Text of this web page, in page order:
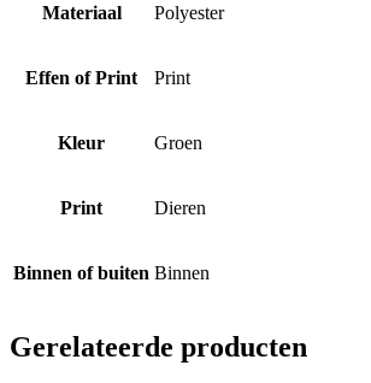
Materiaal Polyester
Effen of Print Print
Kleur Groen
Print Dieren
Binnen of buiten Binnen
Gerelateerde producten